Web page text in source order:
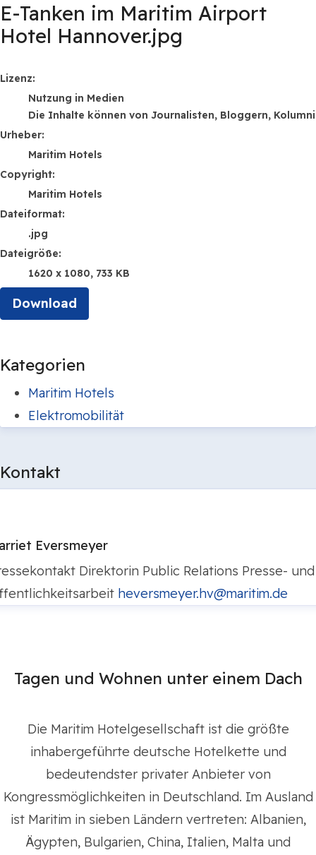
E-Tanken im Maritim Airport
Hotel Hannover.jpg
Maritim Hotels
Lizenz:
Nutzung in Medien
Die Inhalte können von Journalisten, Bloggern,
Urheber:
Maritim Hotels
Copyright:
Maritim Hotels
Dateiformat:
.jpg
Dateigröße:
1620 x 1080, 733 KB
Download
Kategorien
Maritim Hotels
Elektromobilität
Kontakt
Eversmeyer
Direktorin Public Relations Presse- und
heversmeyer.hv@maritim.de
Tagen und Wohnen unter einem Dach
Die Maritim Hotelgesellschaft ist die größte
inhabergeführte deutsche Hotelkette und
bedeutendster privater Anbieter von
Kongressmöglichkeiten in Deutschland. Im Ausland
ist Maritim in sieben Ländern vertreten: Albanien,
Ägypten, Bulgarien, China, Italien, Malta und